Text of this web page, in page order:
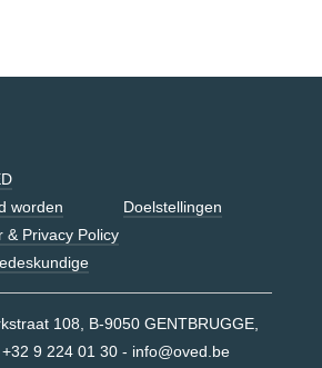
worden
Doelstellingen
& Privacy Policy
108, B-9050 GENTBRUGGE,
9 224 01 30 - info@oved.be